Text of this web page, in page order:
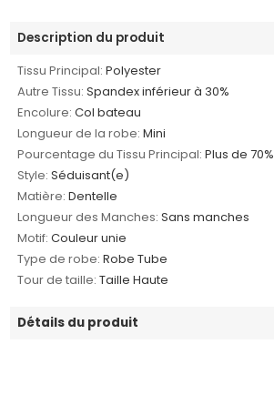
Description du produit
Tissu Principal: Polyester
Autre Tissu: Spandex inférieur à 30%
Encolure: Col bateau
Longueur de la robe: Mini
Pourcentage du Tissu Principal: Plus de 70%
Style: Séduisant(e)
Matière: Dentelle
Longueur des Manches: Sans manches
Motif: Couleur unie
Type de robe: Robe Tube
Tour de taille: Taille Haute
Détails du produit